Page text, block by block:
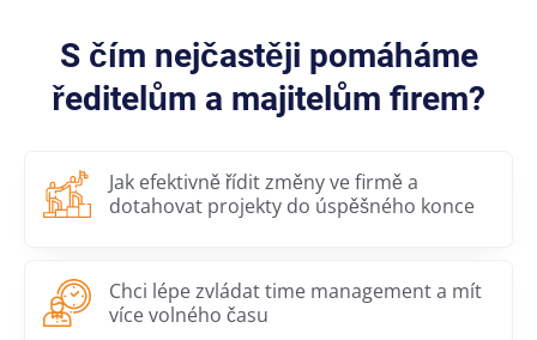
S čím nejčastěji pomáháme
ředitelům a majitelům firem?
Jak efektivně řídit změny ve firmě a
dotahovat projekty do úspěšného konce
Chci lépe zvládat time management a mít
více volného času